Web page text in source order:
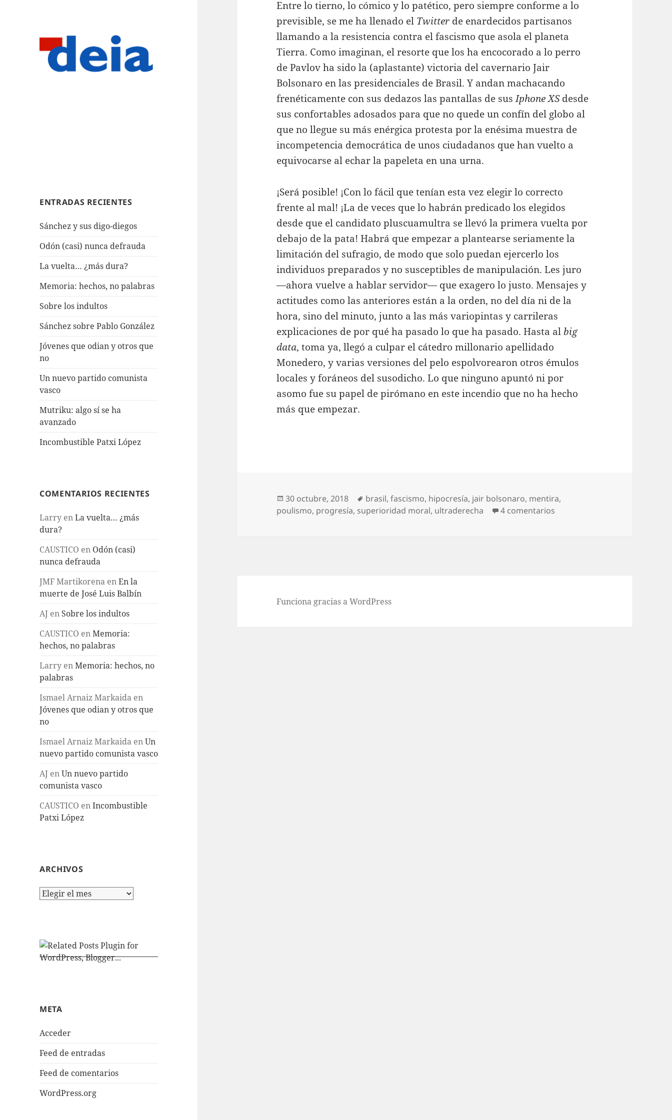
ENTRADAS RECIENTES
Sánchez y sus digo-diegos
Odón (casi) nunca defrauda
La vuelta… ¿más dura?
Memoria: hechos, no palabras
Sobre los indultos
Sánchez sobre Pablo González
Jóvenes que odian y otros que
no
Un nuevo partido comunista
vasco
Mutriku: algo sí se ha
avanzado
Incombustible Patxi López
COMENTARIOS RECIENTES
Larry enLa vuelta… ¿más
dura?
CAUSTICO en Odón (casi)
nunca defrauda
JMF Martikorena enEn la
muerte de José Luis Balbín
AJ en Sobre los indultos
CAUSTICO enMemoria:
hechos, no palabras
Larry enMemoria: hechos, no
palabras
Ismael Arnaiz Markaida en
Jóvenes que odian y otros que
no
Ismael Arnaiz Markaida enUn
nuevo partido comunista vasco
AJ enUn nuevo partido
comunista vasco
CAUSTICO enIncombustible
Patxi López
ARCHIVOS
Archivos
META
Acceder
Feed de entradas
Feed de comentarios
WordPress.org
Entre lo tierno, lo cómico y lo patético, pero siempre conforme a lo
previsible, se me ha llenado el Twitter de enardecidos partisanos
llamando a la resistencia contra el fascismo que asola el planeta
Tierra. Como imaginan, el resorte que los ha encocorado a lo perro
de Pavlov ha sido la (aplastante) victoria del cavernario Jair
Bolsonaro en las presidenciales de Brasil. Y andan machacando
frenéticamente con sus dedazos las pantallas de susIphone XSdesde
sus confortables adosados para que no quede un confín del globo al
que no llegue su más enérgica protesta por la enésima muestra de
incompetencia democrática de unos ciudadanos que han vuelto a
equivocarse al echar la papeleta en una urna.
¡Será posible! ¡Con lo fácil que tenían esta vez elegir lo correcto
frente al mal! ¡La de veces que lo habrán predicado los elegidos
desde que el candidato pluscuamultra se llevó la primera vuelta por
debajo de la pata! Habrá que empezar a plantearse seriamente la
limitación del sufragio, de modo que solo puedan ejercerlo los
individuos preparados y no susceptibles de manipulación. Les juro
—ahora vuelve a hablar servidor— que exagero lo justo. Mensajes y
actitudes como las anteriores están a la orden, no del día ni de la
hora, sino del minuto, junto a las más variopintas y carrileras
explicaciones de por qué ha pasado lo que ha pasado. Hasta albig
data, toma ya, llegó a culpar el cátedro millonario apellidado
Monedero, y varias versiones del pelo espolvorearon otros émulos
locales y foráneos del susodicho. Lo que ninguno apuntó ni por
asomo fue su papel de pirómano en este incendio que no ha hecho
más que empezar.
Publicado
el
30 octubre, 2018 Etiquetas
brasil,fascismo, hipocresía, jair bolsonaro, mentira,
poulismo, progresía, superioridad moral, ultraderecha 4 comentarios
Funciona gracias a WordPress